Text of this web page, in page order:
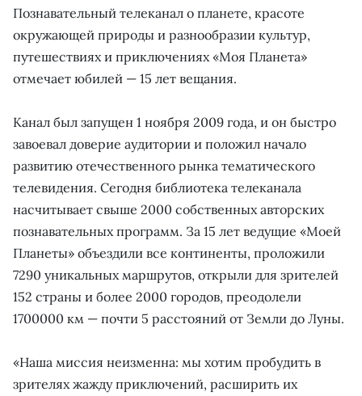
Познавательный телеканал о планете, красоте
окружающей природы и разнообразии культур,
путешествиях и приключениях «Моя Планета»
отмечает юбилей — 15 лет вещания.
Канал был запущен 1 ноября 2009 года, и он быстро
завоевал доверие аудитории и положил начало
развитию отечественного рынка тематического
телевидения. Сегодня библиотека телеканала
насчитывает свыше 2000 собственных авторских
познавательных программ. За 15 лет ведущие «Моей
Планеты» объездили все континенты, проложили
7290 уникальных маршрутов, открыли для зрителей
152 страны и более 2000 городов, преодолели
1700000 км — почти 5 расстояний от Земли до Луны.
«Наша миссия неизменна: мы хотим пробудить в
зрителях жажду приключений, расширить их